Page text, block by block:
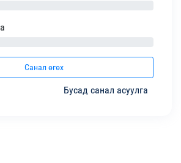
Санал өгөх
Бусад санал асуулга